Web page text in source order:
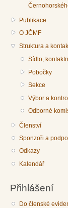
Publikace
O JČMF
Struktura a
Sídlo,
Pobočky
Sekce
Výbor a
Odborné
Členství
Sponzoři a
Odkazy
Kalendář
Přihlášení
Do členské